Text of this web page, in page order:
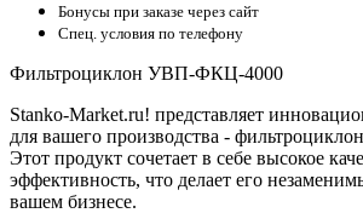
Бонусы при заказе через сайт
Спец. условия по телефону
Фильтроциклон УВП-ФКЦ-4000
Stanko-Market.ru! представляет
для вашего производства -
Этот продукт сочетает в себе высокое
эффективность, что делает его
вашем бизнесе.